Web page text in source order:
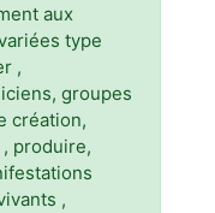
aux
type
,
groupes
création,
produire,
,